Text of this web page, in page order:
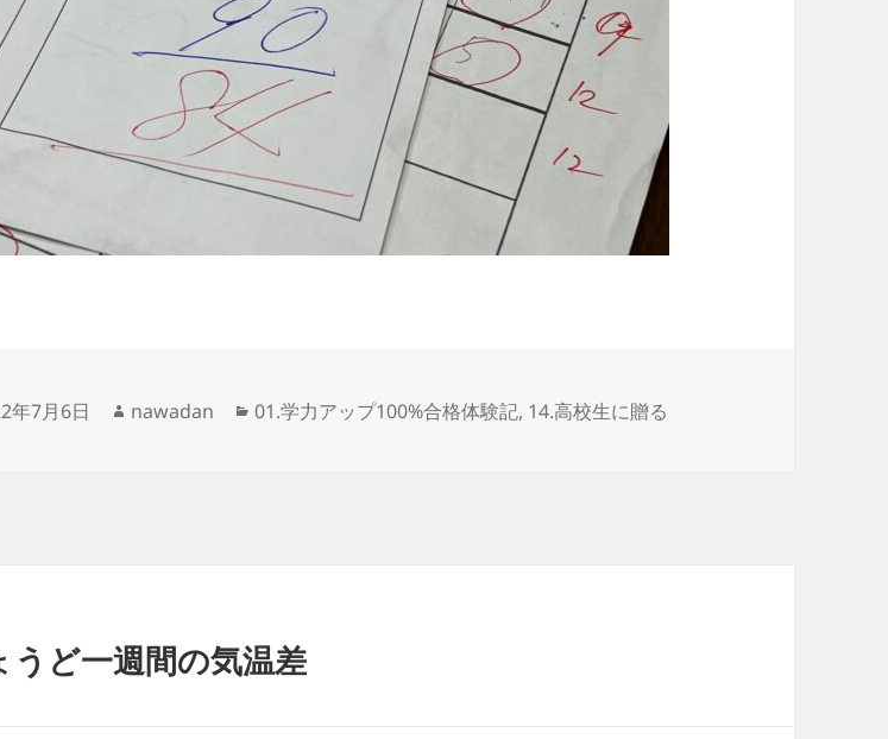
年7月6日
作
nawadan
カ
01.学力アップ100%合格体験記, 14.高校生に贈る
うど一週間の気温差